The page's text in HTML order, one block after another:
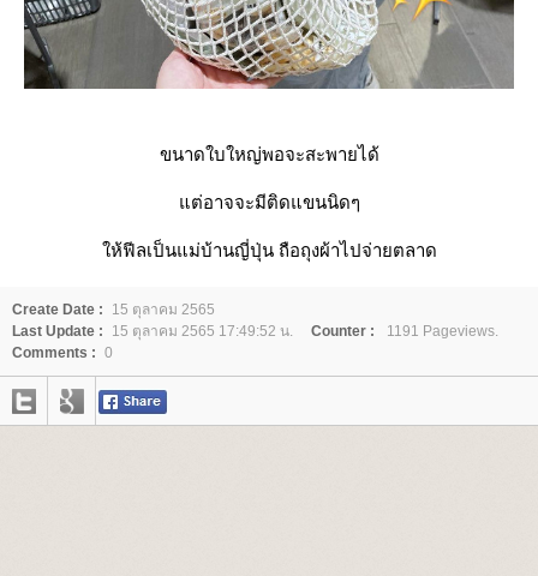
ขนาดใบใหญ่พอจะสะพายได้
ต่อาจจะมีติดแขนนิดๆ
ห้ฟีลเป็นแม่บ้านญี่ปุ่น ถือถุงผ้าไปจ่ายตลาด
Create Date :
15 ตุลาคม 2565
Last Update :
15 ตุลาคม 2565 17:49:52 น. Counter :
1191 Pageviews.
Comments : 0